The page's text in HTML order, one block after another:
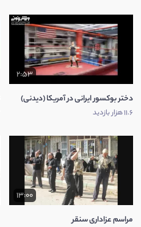
2:53
دختر بوکسور ایرانی در آمریکا (دیدنی)
11.6 هزار بازدید
13:00
مراسم عزاداری سنقر